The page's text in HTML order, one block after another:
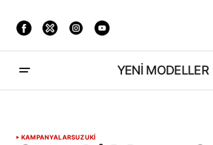
YENİ MODELLER
KAMPANYALARSUZUKI